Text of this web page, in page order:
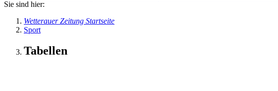
Sie sind hier:
Wetterauer Zeitung Startseite
Sport
Tabellen